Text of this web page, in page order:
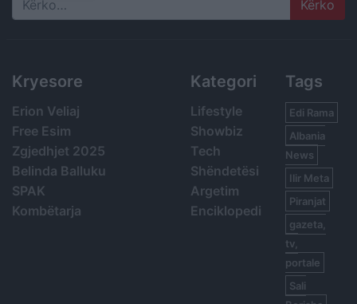
Search
Kryesore
Erion Veliaj
Free Esim
Zgjedhjet 2025
Belinda Balluku
SPAK
Kombëtarja
Kategori
Lifestyle
Showbiz
Tech
Shëndetësi
Argetim
Enciklopedi
Tags
Edi Rama
Albania
News
Ilir Meta
Piranjat
gazeta,
tv,
portale
Sali